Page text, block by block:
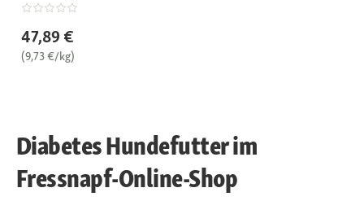
47,89 €
(9,73 €/kg)
Diabetes Hundefutter im
Fressnapf-Online-Shop